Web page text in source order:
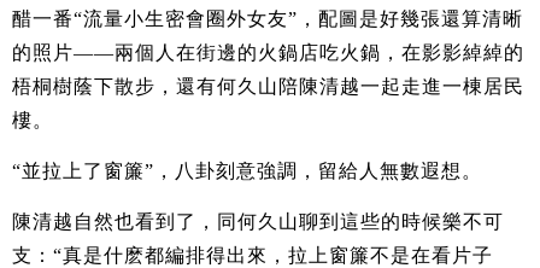
醋一番“流量小生密會圈外女友”，配圖是好幾張還算清晰
的照片——兩個人在街邊的火鍋店吃火鍋，在影影綽綽的
梧桐樹蔭下散步，還有何久山陪陳清越一起走進一棟居民
樓。
“並拉上了窗簾”，八卦刻意強調，留給人無數遐想。
陳清越自然也看到了，同何久山聊到這些的時候樂不可
支：“真是什麽都編排得出來，拉上窗簾不是在看片子